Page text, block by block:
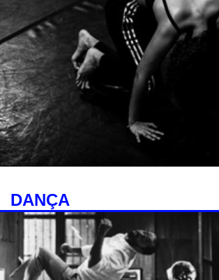
DANÇA